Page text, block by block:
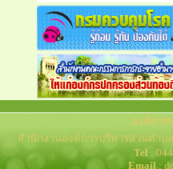
องค์กา
สำนักงานองค์การบริหารส่วนตำ
Tel:
Email :